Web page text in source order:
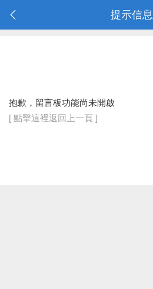
提示信息
抱歉，留言板功能尚未開啟
[ 點擊這裡返回上一頁 ]